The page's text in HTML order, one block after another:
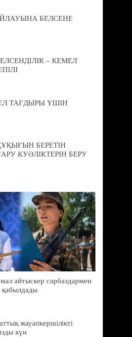
БЕЛСЕНЕ
– КЕМЕЛ
ТАҒДЫРЫ ҮШІН
БЕРЕТІН
КУӘЛІКТЕРІН БЕРУ
айтыскер сарбаздармен
қабылдады
жауапкершілікті
күн